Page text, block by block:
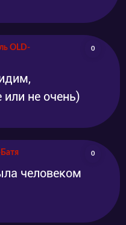
OLD-
0
не очень)
0
человеком